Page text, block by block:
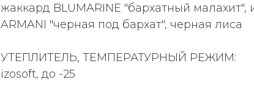
жаккард BLUMARINE "бархатный малахит",
ARMANI "черная под бархат", черная лиса
УТЕПЛИТЕЛЬ, ТЕМПЕРАТУРНЫЙ РЕЖИМ:
izosoft, до -25